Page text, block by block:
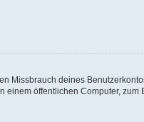
Missbrauch deines
einem öffentlichen Computer, zum